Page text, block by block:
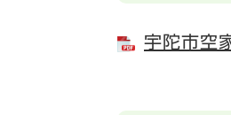
宇陀市空